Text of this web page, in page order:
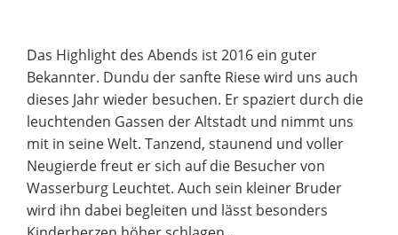
Das Highlight des Abends ist 2016 ein guter
Bekannter. Dundu der sanfte Riese wird uns auch
dieses Jahr wieder besuchen. Er spaziert durch die
leuchtenden Gassen der Altstadt und nimmt uns
mit in seine Welt. Tanzend, staunend und voller
Neugierde freut er sich auf die Besucher von
Wasserburg Leuchtet. Auch sein kleiner Bruder
wird ihn dabei begleiten und lässt besonders